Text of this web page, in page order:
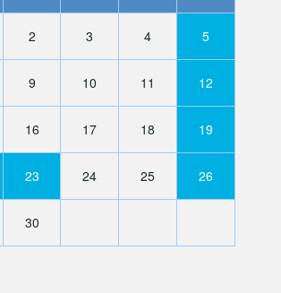
2 3 4 5
9 10 11 12
16 17 18 19
23 24 25 26
30